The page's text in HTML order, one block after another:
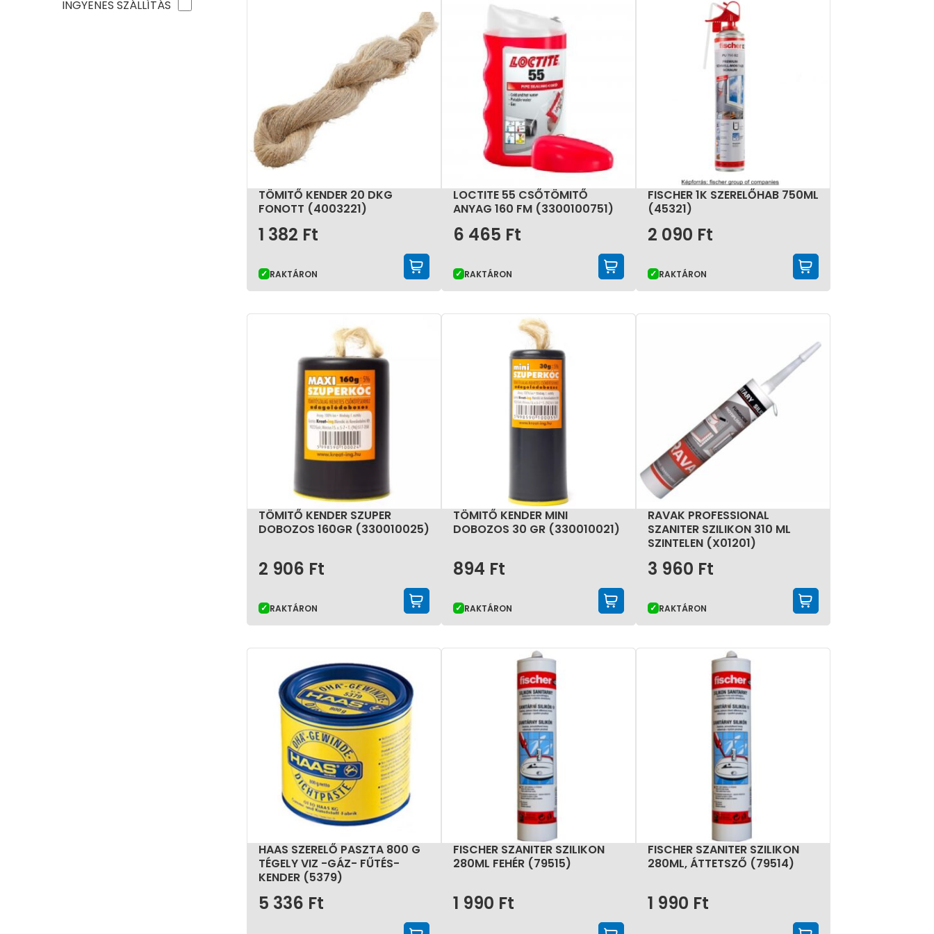
INGYENES SZÁLLÍTÁS
TÖMITŐ KENDER 20 DKG
FONOTT (4003221)
1 382 Ft
RAKTÁRON KOSÁRBA TESZEM
LOCTITE 55 CSŐTÖMITŐ
ANYAG 160 FM (3300100751)
6 465 Ft
RAKTÁRON KOSÁRBA TESZEM
FISCHER 1K SZERELŐHAB 750ML
(45321)
2 090 Ft
RAKTÁRON
TÖMITŐ KENDER SZUPER
DOBOZOS 160GR (330010025)
2 906 Ft
RAKTÁRON KOSÁRBA TESZEM
TÖMITŐ KENDER MINI
DOBOZOS 30 GR (330010021)
894 Ft
RAKTÁRON KOSÁRBA TESZEM
RAVAK PROFESSIONAL
SZANITER SZILIKON 310 ML
SZINTELEN (X01201)
3 960 Ft
RAKTÁRON
HAAS SZERELŐ PASZTA 800 G
TÉGELY VIZ -GÁZ- FŰTÉS-
KENDER (5379)
5 336 Ft
FISCHER SZANITER SZILIKON
280ML FEHÉR (79515)
1 990 Ft
FISCHER SZANITER SZILIKON
280ML, ÁTTETSZŐ (79514)
1 990 Ft